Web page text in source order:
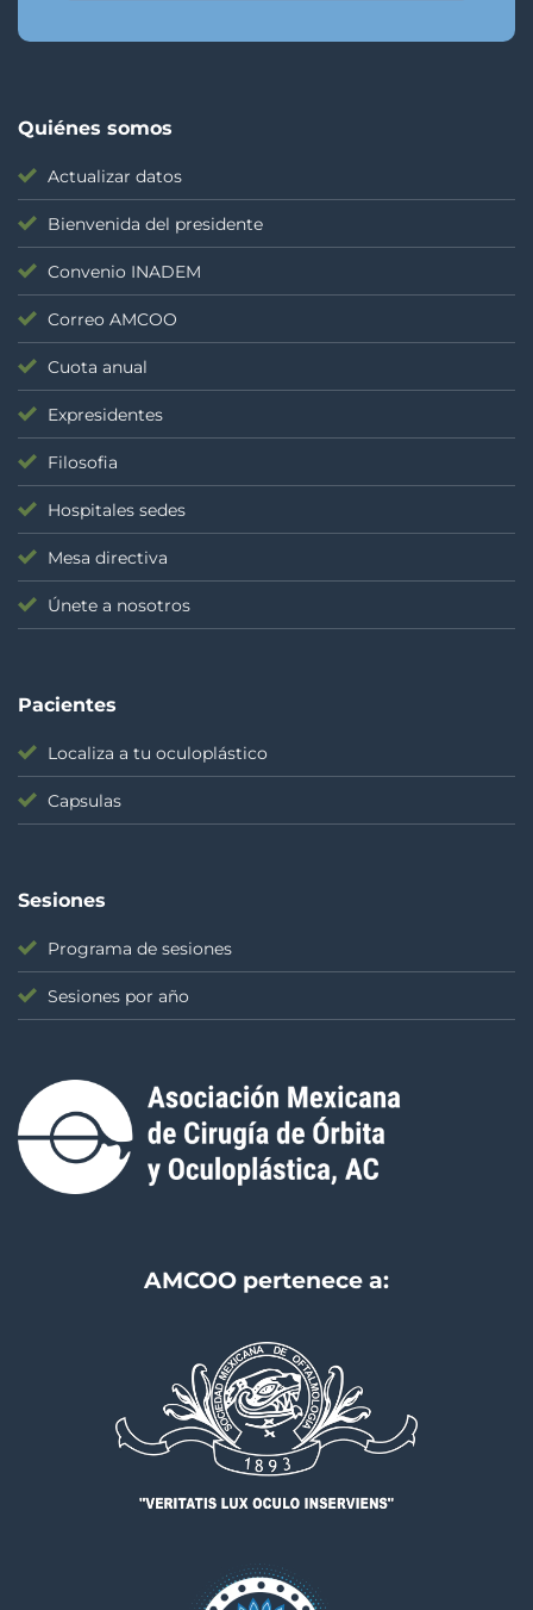
Quiénes somos
Actualizar datos
Bienvenida del presidente
Convenio INADEM
Correo AMCOO
Cuota anual
Expresidentes
Filosofia
Hospitales sedes
Mesa directiva
Únete a nosotros
Pacientes
Localiza a tu oculoplástico
Capsulas
Sesiones
Programa de sesiones
Sesiones por año
AMCOO pertenece a: